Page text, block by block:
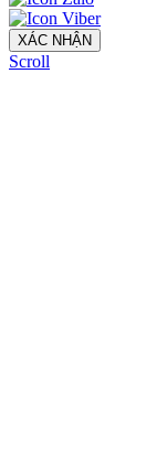
XÁC NHẬN
Scroll